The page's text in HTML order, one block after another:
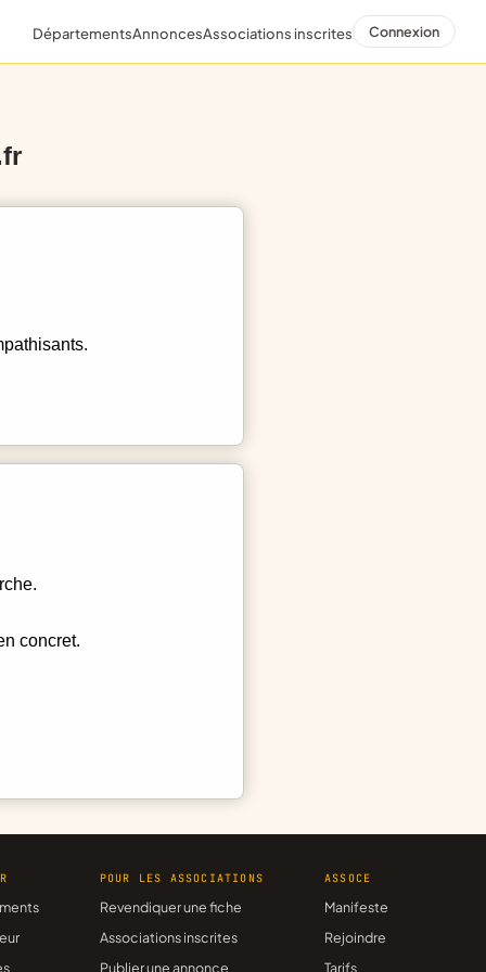
DépartementsAnnoncesAssociations inscrites Connexion
concret.
POUR LES ASSOCIATIONS
Revendiquer une fiche
Associations inscrites
Publier une annonce
ASSOCE
Manifeste
Rejoindre
Tarifs